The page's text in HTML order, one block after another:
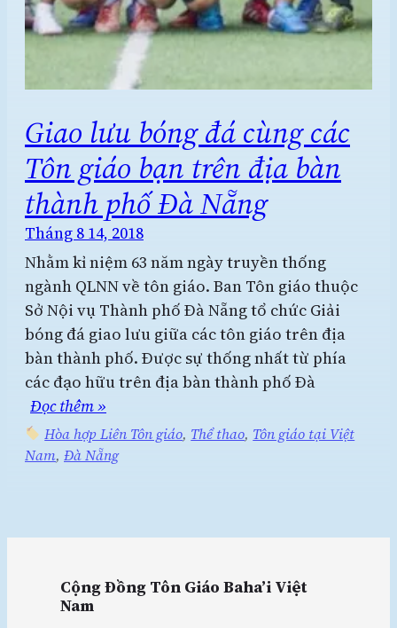
Giao lưu bóng đá cùng các
Tôn giáo bạn trên địa bàn
thành phố Đà Nẵng
Tháng 8 14, 2018
Nhằm kỉ niệm 63 năm ngày truyền thống
ngành QLNN về tôn giáo. Ban Tôn giáo thuộc
Sở Nội vụ Thành phố Đà Nẵng tổ chức Giải
bóng đá giao lưu giữa các tôn giáo trên địa
bàn thành phố. Được sự thống nhất từ phía
các đạo hữu trên địa bàn thành phố Đà
Đọc thêm »
Hòa hợp Liên Tôn giáo, Thể thao, Tôn giáo tại Việt
Nam, Đà Nẵng
Cộng Đồng Tôn Giáo Baha’i Việt
Nam